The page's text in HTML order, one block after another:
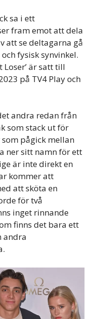
sa i ett
fram emot att dela
att se deltagarna gå
fysisk synvinkel.
Loser’ är satt till
på TV4 Play och
andra redan från
som stack ut för
pågick mellan
ner sitt namn för ett
är inte direkt en
kommer att
att sköta en
för två
inget rinnande
finns det bara ett
andra